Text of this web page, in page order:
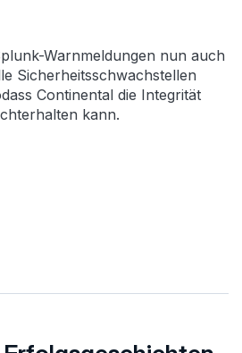
Warnmeldungen nun auch
Sicherheitsschwachstellen
Continental die Integrität
kann.
mit Splunk Sicherheit,
steigert mit Splunk Sicherheit,
steigert mit Splunk
steigert mit Splunk